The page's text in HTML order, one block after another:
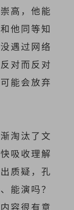
高，他能
他同等知
遇过网络
对而反对
能会放弃
淘汰了文
吸收理解
质疑，孔
能演吗？
容很有意